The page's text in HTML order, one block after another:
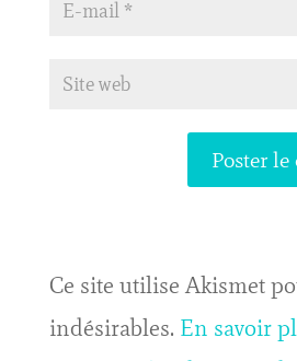
Ce site utilise Akismet
indésirables. En savoir